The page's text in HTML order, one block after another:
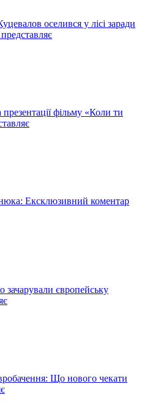
оселився у лісі заради
презентації фільму «Коли ти
Ексклюзивний коментар
європейську
Що нового чекати